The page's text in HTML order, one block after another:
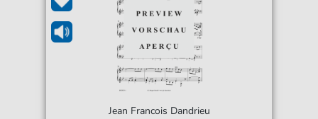
Jean Francois Dandrieu